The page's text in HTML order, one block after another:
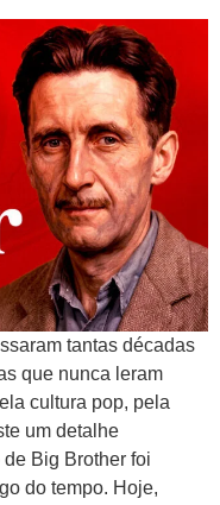
tantas décadas
que nunca leram
cultura pop, pela
um detalhe
Big Brother foi
do tempo. Hoje,